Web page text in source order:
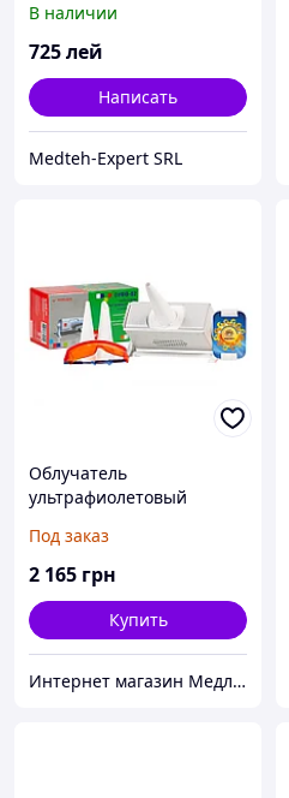
В наличии
725лей
Написать
Medteh-Expert SRL
Облучатель
ультрафиолетовый
Под заказ
2 165 грн
Купить
Интернет магазин Медлайф